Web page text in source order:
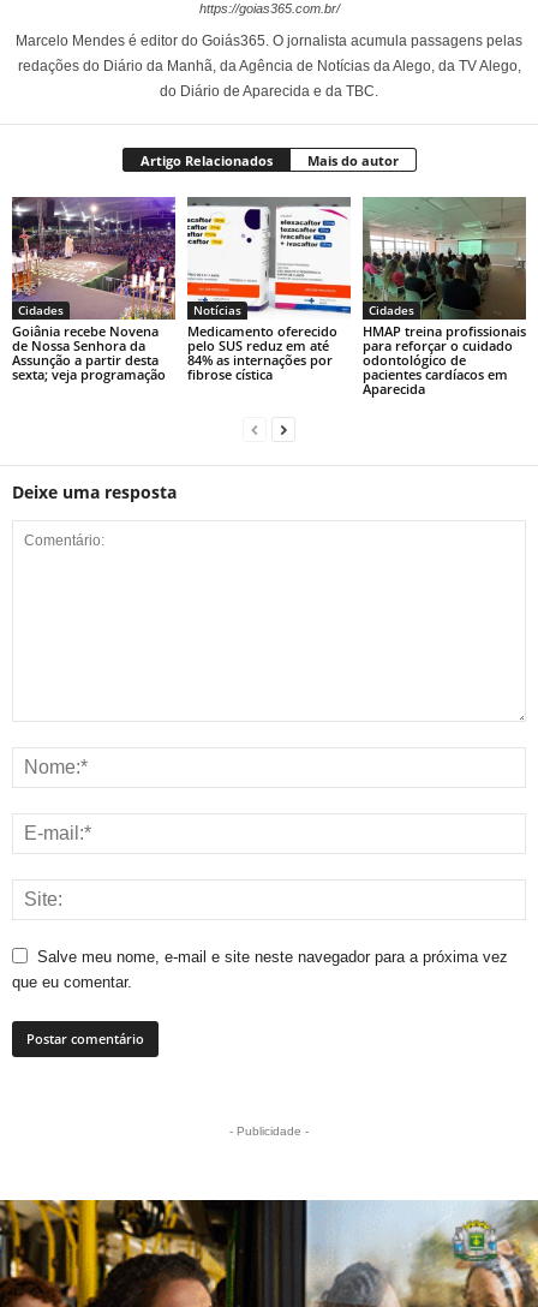
https://goias365.com.br/
Marcelo Mendes é editor do Goiás365. O jornalista acumula passagens pelas
redações do Diário da Manhã, da Agência de Notícias da Alego, da TV Alego,
do Diário de Aparecida e da TBC.
Artigo Relacionados Mais do autor
Cidades
Goiânia recebe Novena
de Nossa Senhora da
Assunção a partir desta
sexta; veja programação
Notícias
Medicamento oferecido
pelo SUS reduz em até
84% as internações por
fibrose cística
Cidades
HMAP treina profissionais
para reforçar o cuidado
odontológico de
pacientes cardíacos em
Aparecida
Deixe uma resposta
Salve meu nome, e-mail e site neste navegador para a próxima vez
que eu comentar.
- Publicidade -